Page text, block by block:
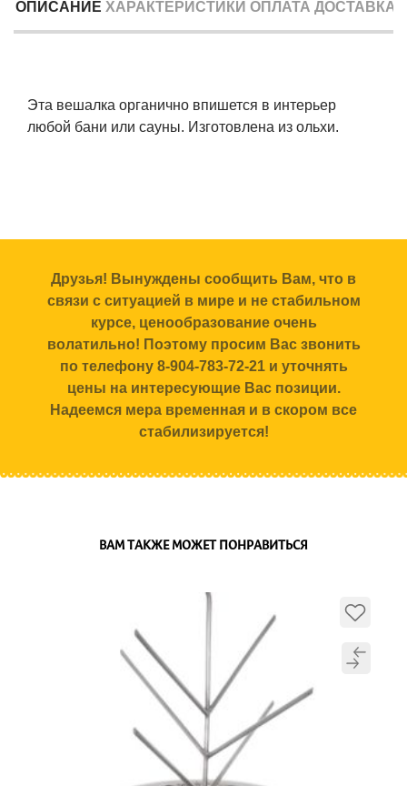
ОПИСАНИЕ ХАРАКТЕРИСТИКИ ОПЛАТА ДОСТАВКА
Эта вешалка органично впишется в интерьер
любой бани или сауны. Изготовлена из ольхи.
Друзья! Вынуждены сообщить Вам, что в
связи с ситуацией в мире и не стабильном
курсе, ценообразование очень
волатильно! Поэтому просим Вас звонить
по телефону 8-904-783-72-21 и уточнять
цены на интересующие Вас позиции.
Надеемся мера временная и в скором все
стабилизируется!
ВАМ ТАКЖЕ МОЖЕТ ПОНРАВИТЬСЯ